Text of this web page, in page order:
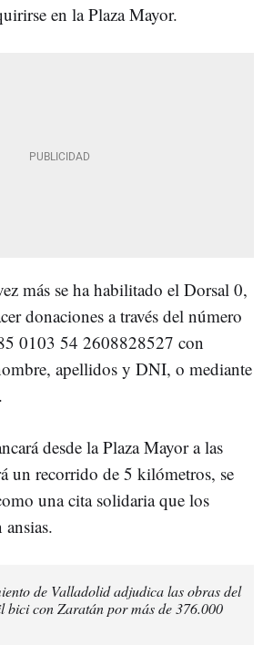
en la Plaza Mayor.
más se ha habilitado el Dorsal 0,
donaciones a través del número
0103 54 2608828527 con
apellidos y DNI, o mediante
desde la Plaza Mayor a las
un recorrido de 5 kilómetros, se
una cita solidaria que los
de Valladolid adjudica las obras del
bici con Zaratán por más de 376.000